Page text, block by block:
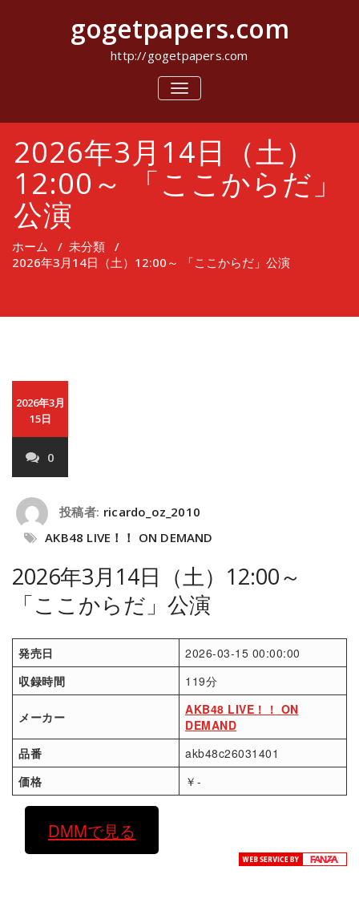
キ
gogetpapers.com
http://gogetpapers.com
ナ
ビ
シ
ョ
を
切
2026年3月14日（土）
12:00～ 「ここからだ」
公演
ホーム / 未分類 /
2026年3月14日（土）12:00～ 「ここからだ」公演
2026年3月
15日
0
投稿者: ricardo_oz_2010
AKB48 LIVE！！ ON DEMAND
2026年3月14日（土）12:00～
「ここからだ」公演
発売日
2026-03-15 00:00:00
収録時間
119分
メーカー
AKB48 LIVE！！ ON
DEMAND
品番
akb48c26031401
価格
￥-
DMMで見る